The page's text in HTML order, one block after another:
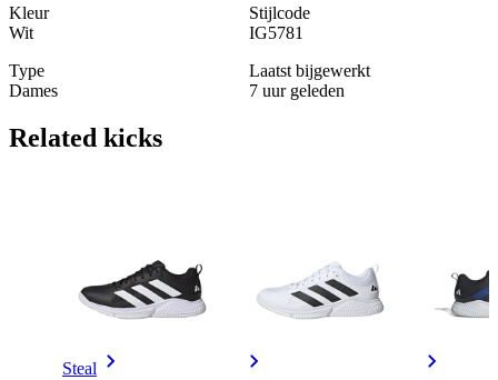
Kleur
Wit
Stijlcode
IG5781
Type
Dames
Laatst bijgewerkt
7 uur geleden
Related kicks
Steal